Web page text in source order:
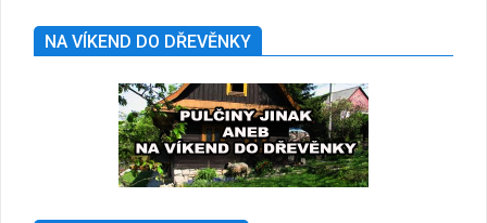
NA VÍKEND DO DŘEVĚNKY